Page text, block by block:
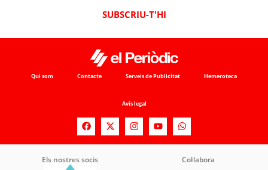
SUBSCRIU-T'HI
Qui som Contacte Serveis de Publicitat Hemeroteca
Avís legal
Els nostres socis Col·labora